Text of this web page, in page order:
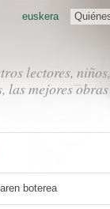
lectores, niños,
las mejores
euskera
boterea